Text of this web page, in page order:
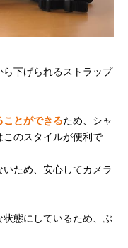
下げられるストラップ
ことができるため、シャ
このスタイルが便利で
ため、安心してカメラ
態にしているため、ぶ